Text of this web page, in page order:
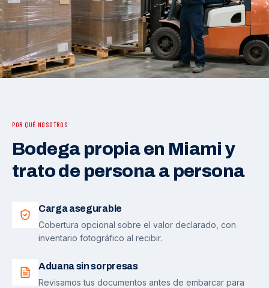
POR QUÉ NOSOTROS
Bodega propia en Miami y
trato de persona a persona
Carga asegurable
Cobertura opcional sobre el valor declarado, con
inventario fotográfico al recibir.
Aduana sin sorpresas
Revisamos tus documentos antes de embarcar para